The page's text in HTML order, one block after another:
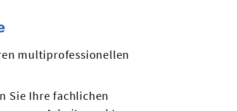
multiprofessionellen
Sie Ihre fachlichen